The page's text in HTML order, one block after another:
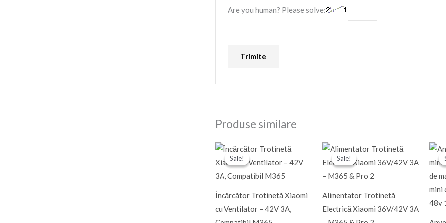
Are you human? Please solve:
Produse similare
Sale!
Sale!
Încărcător Trotinetă Xiaomi
cu Ventilator – 42V 3A,
Prețul
inițial
a
220,00 Ron.
Prețul
curent
este:
Sale!
Sale!
Alimentator Trotinetă
Electrică Xiaomi 36V/42V 3A
Prețul
inițial
a
220,00 Ron.
Prețul
curent
este: